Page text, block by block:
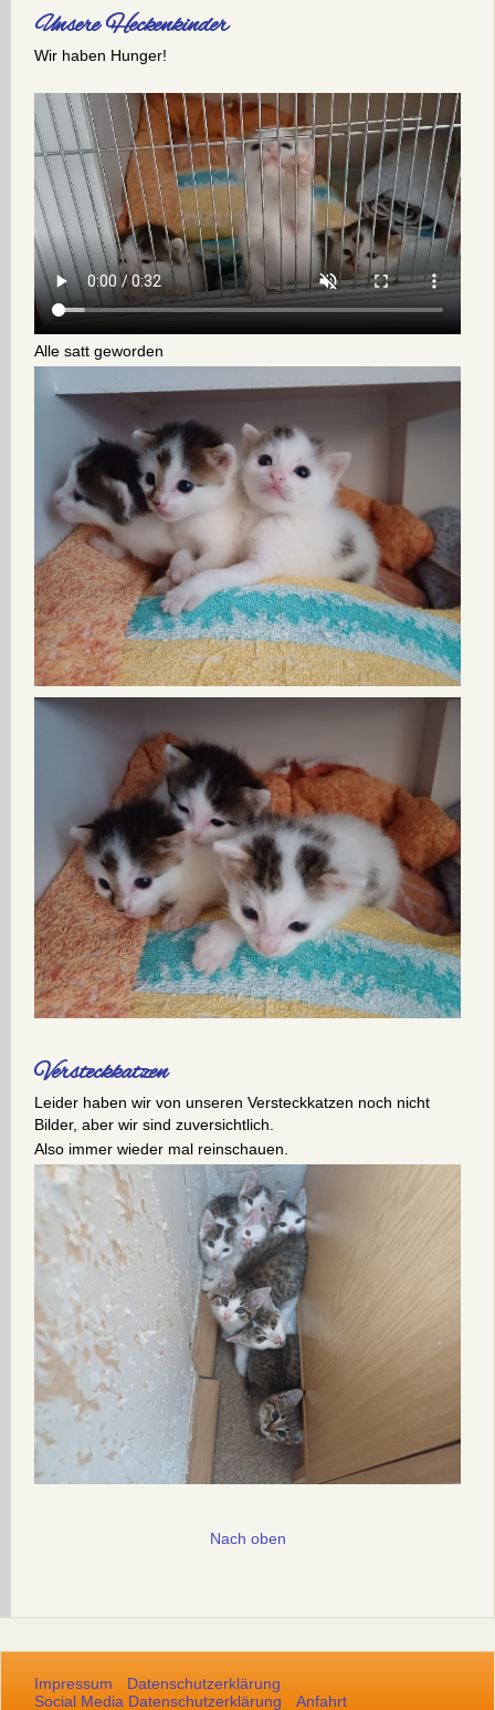
Unsere Heckenkinder
Wir haben Hunger!
Alle satt geworden
Versteckkatzen
Leider haben wir von unseren Versteckkatzen noch nicht
Bilder, aber wir sind zuversichtlich.
Also immer wieder mal reinschauen.
Nach oben
Impressum
Datenschutzerklärung
Social Media Datenschutzerklärung
Anfahrt